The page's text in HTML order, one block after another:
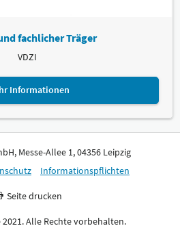
fachlicher Träger
VDZI
Informationen
Messe-Allee 1, 04356 Leipzig
Informationspflichten
Seite drucken
2021. Alle Rechte vorbehalten.